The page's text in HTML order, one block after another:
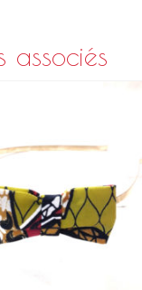
associés